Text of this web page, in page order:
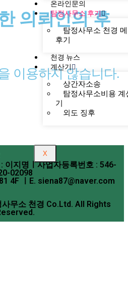
온라인문의
탐정사무소 후기
탐정사무소 천경
후기
천경 뉴스
계산기
상간자소송
탐정사무소비용 계
기
외도 징후
X
의뢰인의 후
이용하지 않습니다.
이지명ㅣ사업자등록번호 : 546-
02098
4F ㅣE. siena87@naver.com
무소 천경 Co.Ltd. All Rights